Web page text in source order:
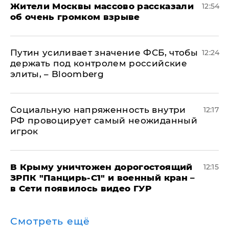
Жители Москвы массово рассказали
об очень громком взрыве
12:54
Путин усиливает значение ФСБ, чтобы
держать под контролем российские
элиты, – Bloomberg
12:24
Социальную напряженность внутри
РФ провоцирует самый неожиданный
игрок
12:17
В Крыму уничтожен дорогостоящий
ЗРПК "Панцирь-С1" и военный кран –
в Сети появилось видео ГУР
12:15
Смотреть ещё